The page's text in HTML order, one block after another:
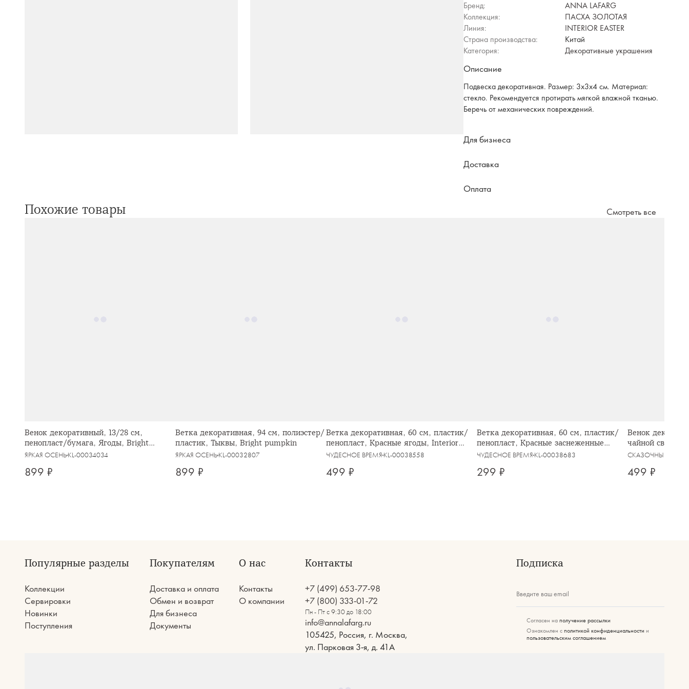
Бренд:
ANNA LAFARG
Коллекция:
ПАСХА ЗОЛОТАЯ
Линия:
INTERIOR EASTER
Страна производства:
Китай
Категория:
Декоративные украшения
Описание
Подвеска декоративная. Размер: 3х3х4 см. Материал:
стекло. Рекомендуется протирать мягкой влажной тканью.
Беречь от механических повреждений.
Для бизнеса
Доставка
Оплата
Похожие товары Смотреть все
Венок декоративный, 13/28 см,
пенопласт/бумага, Ягоды, Bright
pumpkin
ЯРКАЯ ОСЕНЬKL-00034034
899 ₽
Ветка декоративная, 94 см, полиэстер/
пластик, Тыквы, Bright pumpkin
ЯРКАЯ ОСЕНЬKL-00032807
899 ₽
Ветка декоративная, 60 см, пластик/
пенопласт, Красные ягоды, Interior
bright
ЧУДЕСНОЕ ВРЕМЯ KL-00038558
499 ₽
Ветка декоративная, 60 см, пластик/
пенопласт, Красные заснеженные
ягоды, Interior bright
ЧУДЕСНОЕ ВРЕМЯ KL-00038683
299 ₽
Венок
чайной свечи,
золотистый,
СКАЗОЧНЫЙ
499 ₽
Популярные разделы
Коллекции
Сервировки
Новинки
Поступления
Покупателям
Доставка и оплата
Обмен и возврат
Для бизнеса
Документы
О нас
Контакты
О компании
Контакты
+7 (499) 653-77-98
+7 (800) 333-01-72
Пн - Пт с 9:30 до 18:00
info@annalafarg.ru
105425, Россия, г. Москва,
ул. Парковая 3-я, д. 41А
Подписка
Введите ваш email
Согласен на получение рассылки
Ознакомлен с политикой конфиденциальности и
пользовательским соглашением